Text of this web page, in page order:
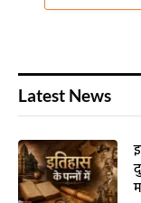
Latest News